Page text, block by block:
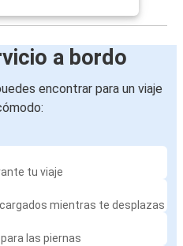
a bordo
encontrar para un viaje
tu viaje
mientras te desplazas
las piernas